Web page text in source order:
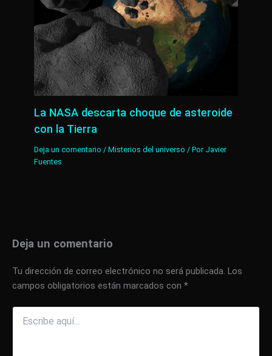
La NASA descarta choque de asteroide
con la Tierra
Deja un comentario /Misterios del universo / Por Javier
Fuentes
Deja un comentario
Tu dirección de correo electrónico no será publicada. Los
campos obligatorios están marcados con *
Escribe
aquí...